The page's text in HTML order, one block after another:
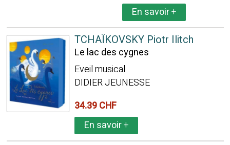
En savoir+
TCHAÏKOVSKY Piotr Ilitch
Le lac des cygnes
Eveil musical
DIDIER JEUNESSE
34.39 CHF
En savoir+